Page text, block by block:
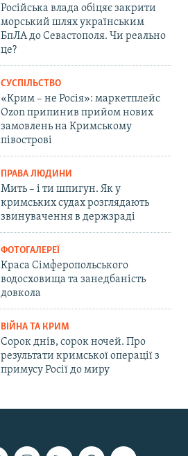
Російська влада обіцяє закрити
морський шлях українським
БпЛА до Севастополя. Чи реально
це?
СУСПІЛЬСТВО
«Крим – не Росія»: маркетплейс
Ozon припинив прийом нових
замовлень на Кримському
півострові
ПРАВА ЛЮДИНИ
Мить – і ти шпигун. Як у
кримських судах розглядають
звинувачення в держзраді
ФОТОГАЛЕРЕЇ
Краса Сімферопольського
водосховища та занедбаність
довкола
ВІЙНА ТА КРИМ
Сорок днів, сорок ночей. Про
результати кримської операції з
примусу Росії до миру